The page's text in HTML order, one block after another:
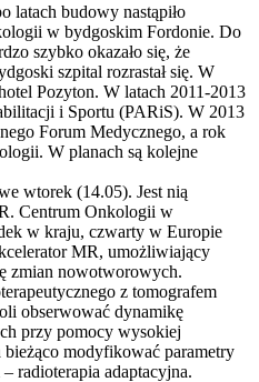
latach budowy nastąpiło
w bydgoskim Fordonie. Do
szybko okazało się, że
szpital rozrastał się. W
Pozyton. W latach 2011-2013
i Sportu (PARiS). W 2013
Forum Medycznego, a rok
W planach są kolejne
wtorek (14.05). Jest nią
Centrum Onkologii w
w kraju, czwarty w Europie
MR, umożliwiający
zmian nowotworowych.
z tomografem
obserwować dynamikę
przy pomocy wysokiej
modyfikować parametry
radioterapia adaptacyjna.